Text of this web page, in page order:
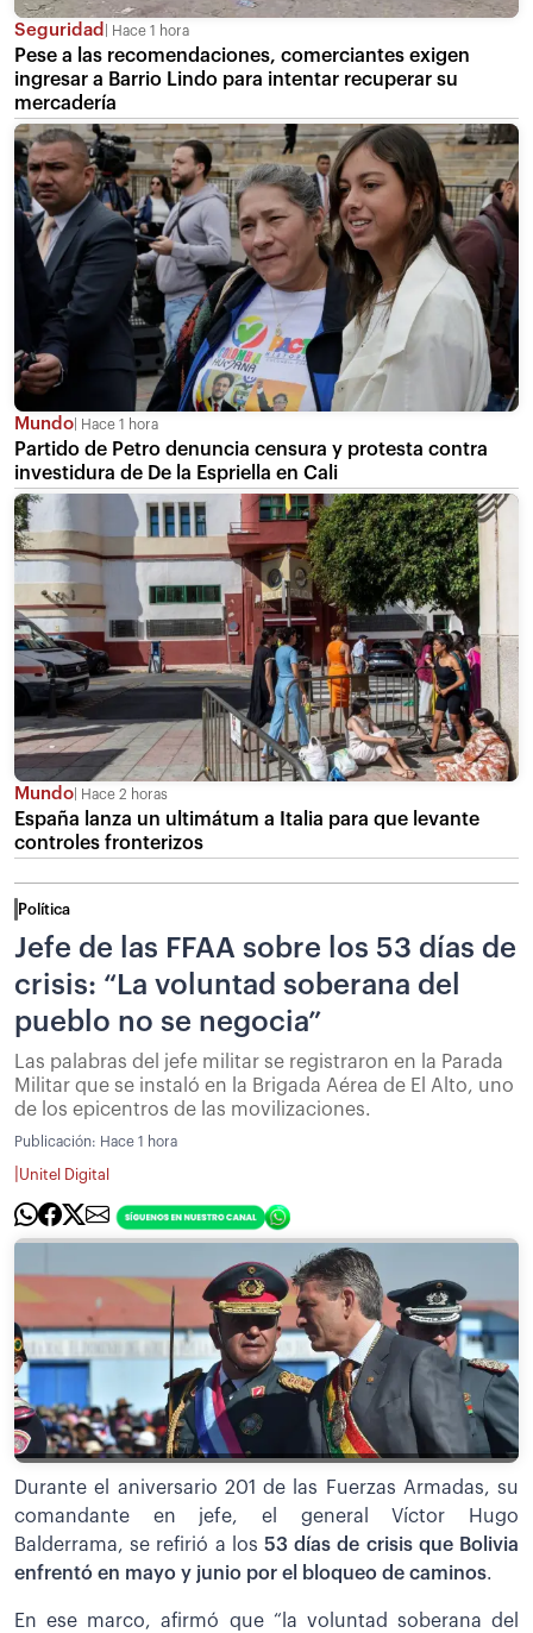
Seguridad Hace 1 hora
Pese a las recomendaciones, comerciantes exigen
ingresar a Barrio Lindo para intentar recuperar su
mercadería
Mundo Hace 1 hora
Partido de Petro denuncia censura y protesta contra
investidura de De la Espriella en Cali
Mundo Hace 2 horas
España lanza un ultimátum a Italia para que levante
controles fronterizos
Política
Jefe de las FFAA sobre los 53 días de
crisis: “La voluntad soberana del
pueblo no se negocia”
Las palabras del jefe militar se registraron en la Parada
Militar que se instaló en la Brigada Aérea de El Alto, uno
de los epicentros de las movilizaciones.
Publicación: Hace 1 hora
Unitel Digital
Durante el aniversario 201 de las Fuerzas Armadas, su
comandante en jefe, el general Víctor Hugo
Balderrama, se refirió a los 53 días de crisis que Bolivia
enfrentó en mayo y junio por el bloqueo de caminos.
En ese marco, afirmó que “la voluntad soberana del